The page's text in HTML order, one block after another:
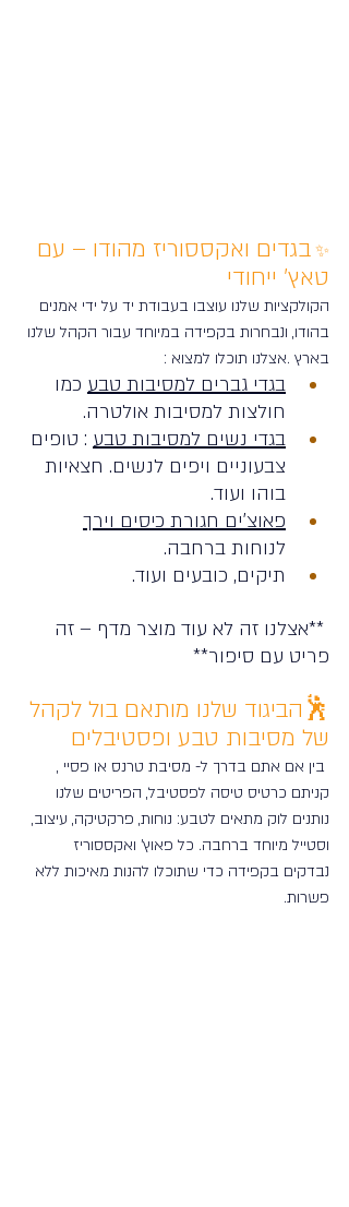
✨ בגדים ואקססוריז מהודו – עם
טאץ' ייחודי
הקולקציות שלנו עוצבו בעבודת יד על ידי אמנים
בהודו, ונבחרות בקפידה במיוחד עבור הקהל שלנו
בארץ .אצלנו תוכלו למצוא :
בגדי גברים למסיבות טבע כמו
חולצות למסיבות אולטרה.
בגדי נשים למסיבות טבע : טופים
צבעוניים ויפים לנשים. חצאיות
בוהו ועוד.
פאוצ'ים חגורת כיסים וירך
לנוחות ברחבה.
תיקים, כובעים ועוד.
**אצלנו זה לא עוד מוצר מדף – זה
פריט עם סיפור**
🕺הביגוד שלנו מותאם בול לקהל
של מסיבות טבע ופסטיבלים
בין אם אתם בדרך ל- מסיבת טרנס או פסיי ,
קניתם כרטיס טיסה לפסטיבל, הפריטים שלנו
נותנים לוק מתאים לטבע: נוחות, פרקטיקה, עיצוב,
וסטייל מיוחד ברחבה. כל פאוץ' ואקססוריז
נבדקים בקפידה כדי שתוכלו להנות מאיכות ללא
פשרות.